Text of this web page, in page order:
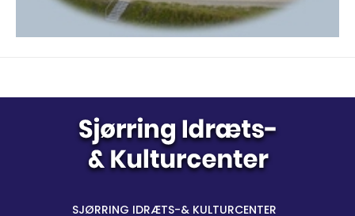
SJØRRING IDRÆTS-& KULTURCENTER